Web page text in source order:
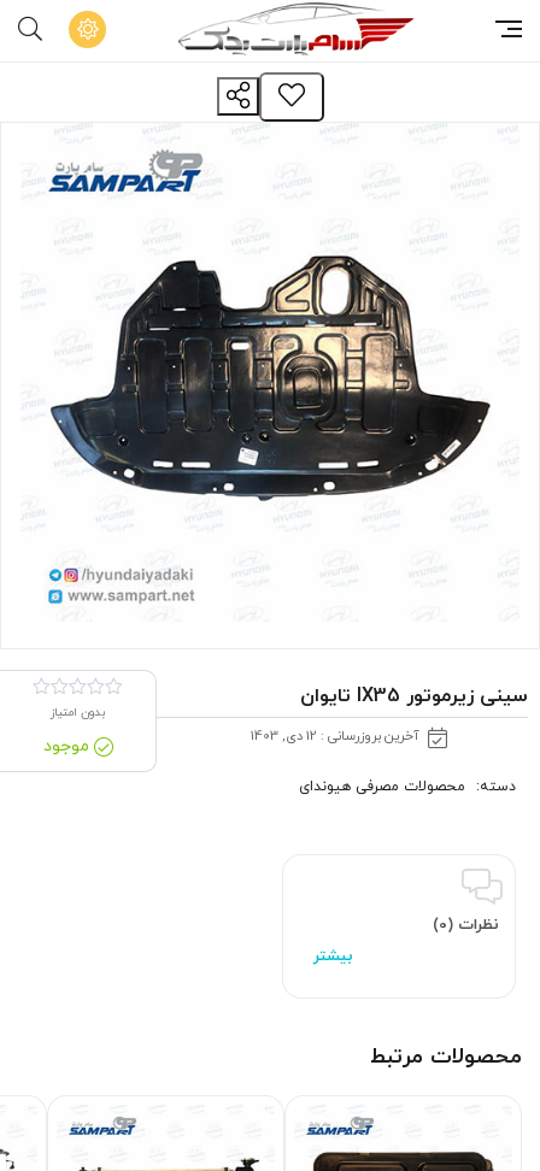
سینی زیرموتور IX35 تایوان
آخرین بروزرسانی : 12 دی, 1403
بدون امتیاز
موجود
دسته: محصولات مصرفی هیوندای
نظرات (0)
محصولات مرتبط